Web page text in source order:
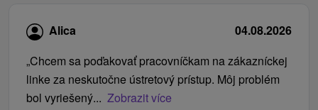
Alica
04.08.2026
„Chcem sa poďakovať pracovníčkam na zákazníckej
linke za neskutočne ústretový prístup. Môj problém
bol vyriešený... Zobrazit více